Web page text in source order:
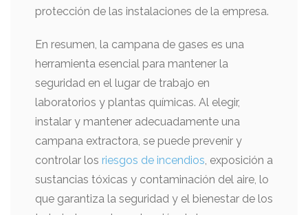
protección de las instalaciones de la empresa.
En resumen, la campana de gases es una
herramienta esencial para mantener la
seguridad en el lugar de trabajo en
laboratorios y plantas químicas. Al elegir,
instalar y mantener adecuadamente una
campana extractora, se puede prevenir y
controlar los riesgos de incendios, exposición a
sustancias tóxicas y contaminación del aire, lo
que garantiza la seguridad y el bienestar de los